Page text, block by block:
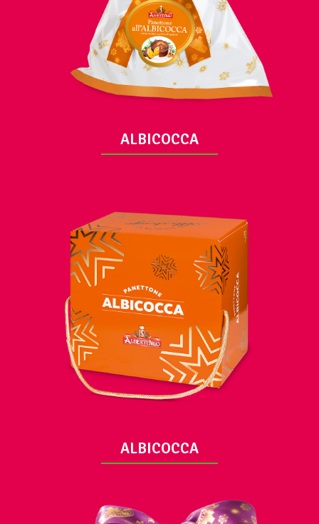
ALBICOCCA
VUE
ALBICOCCA